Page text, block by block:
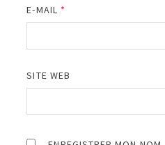
E-MAIL *
SITE WEB